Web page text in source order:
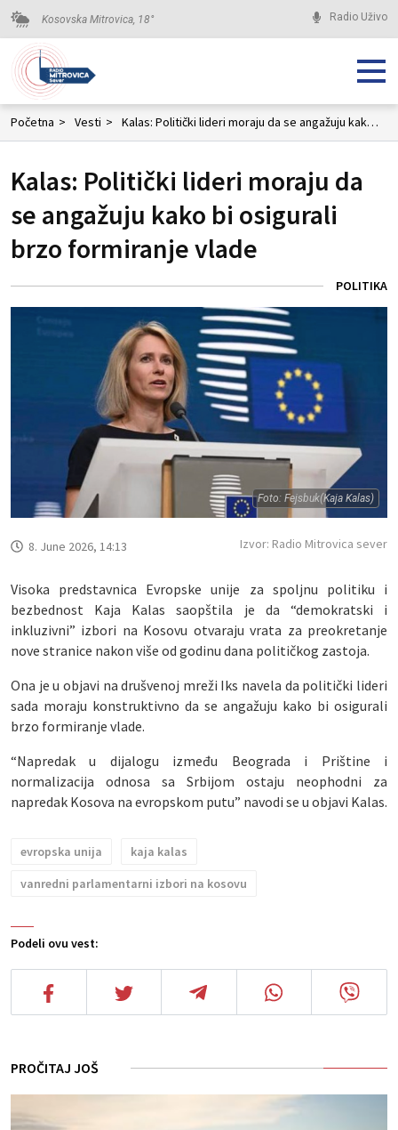
Kosovska Mitrovica, 18° Radio Uživo
Početna > Vesti > Kalas: Politički lideri moraju da se angažuju kako bi osigurali brzo formiranje vlade
Kalas: Politički lideri moraju da
se angažuju kako bi osigurali
brzo formiranje vlade
POLITIKA
Foto: Fejsbuk(Kaja Kalas)
Podeli ovu vest:
8. June 2026, 14:13 Izvor: Radio Mitrovica sever
Visoka predstavnica Evropske unije za spoljnu politiku i
bezbednost Kaja Kalas saopštila je da “demokratski i
inkluzivni” izbori na Kosovu otvaraju vrata za preokretanje
nove stranice nakon više od godinu dana političkog zastoja.
Ona je u objavi na drušvenoj mreži Iks navela da politički lideri
sada moraju konstruktivno da se angažuju kako bi osigurali
brzo formiranje vlade.
“Napredak u dijalogu između Beograda i Prištine i
normalizacija odnosa sa Srbijom ostaju neophodni za
napredak Kosova na evropskom putu” navodi se u objavi Kalas.
evropska unija
kaja kalas
vanredni parlamentarni izbori na kosovu
PROČITAJ JOŠ